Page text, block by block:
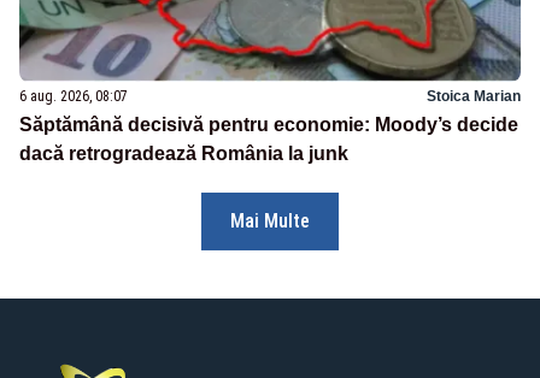
6 aug. 2026, 08:07 Stoica Marian
Săptămână decisivă pentru economie: Moody’s decide
dacă retrogradează România la junk
Mai Multe